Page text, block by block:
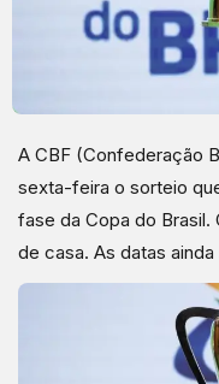
A CBF (Confederação
sexta-feira o sorteio
fase da Copa do Brasil.
de casa. As datas